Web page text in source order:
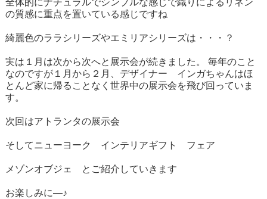
の質感に重点を置いている感じですね
綺麗色のララシリーズやエミリアシリーズは・・・？
実は１月は次から次へと展示会が続きました。 毎年のこと
なのですが１月から２月、デザイナー インガちゃんはほ
とんど家に帰ることなく世界中の展示会を飛び回っていま
す。
次回はアトランタの展示会
そしてニューヨーク インテリアギフト フェア
メゾンオブジェ とご紹介していきます
お楽しみに―♪